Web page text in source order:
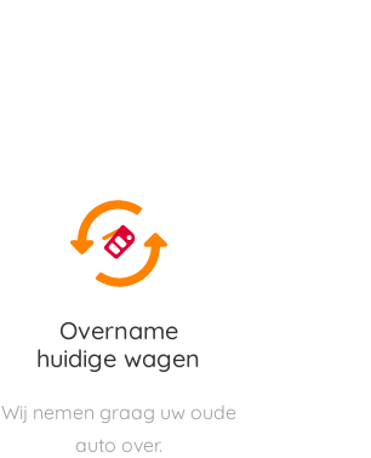
Overname
huidige wagen
Wij nemen graag uw oude
auto over.